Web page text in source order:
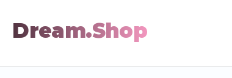
Dream.Shop